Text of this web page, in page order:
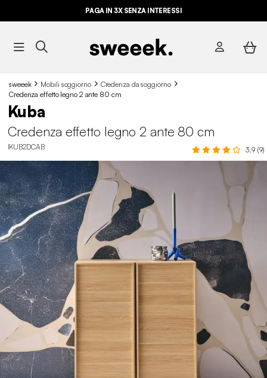
PAGA IN 3X SENZA INTERESSI
sweeek Mobili soggiorno
Credenza da soggiorno
Credenza effetto legno 2 ante 80 cm
Kuba
Credenza effetto legno 2 ante 80 cm
IKUB2DCAB 3.9 (9)